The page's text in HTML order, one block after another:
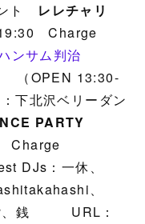
ト レレチャリ
Charge
ンサム判治
（OPEN 13:30-
下北沢ベリーダン
PARTY
：一休、
、
、銭 URL：